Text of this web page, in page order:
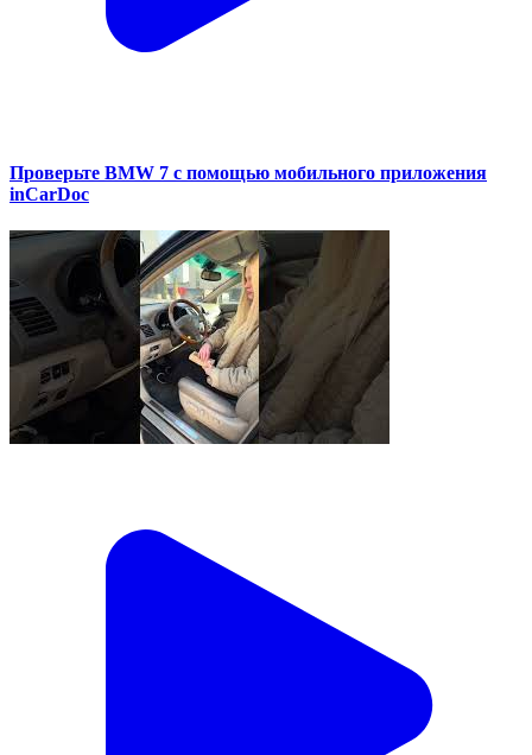
Проверьте BMW 7 с помощью мобильного приложения
inCarDoc